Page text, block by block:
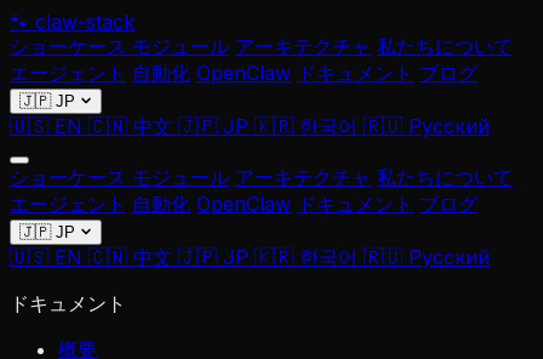
🐾 claw-stack
ショーケース モジュール アーキテクチャ 私たちについて
エージェント 自動化 OpenClaw ドキュメント ブログ
🇯🇵 JP
🇺🇸 EN 🇨🇳 中文 🇯🇵 JP 🇰🇷 한국어 🇷🇺 Русский
ショーケース モジュール アーキテクチャ 私たちについて
エージェント 自動化 OpenClaw ドキュメント ブログ
🇯🇵 JP
🇺🇸 EN 🇨🇳 中文 🇯🇵 JP 🇰🇷 한국어 🇷🇺 Русский
ドキュメント
概要